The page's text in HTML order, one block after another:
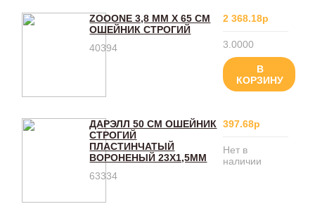
ZOOONE 3,8 ММ Х 65 СМ
ОШЕЙНИК СТРОГИЙ
40394
2 368.18р
3.0000
В
КОРЗИНУ
ДАРЭЛЛ 50 СМ ОШЕЙНИК
СТРОГИЙ
ПЛАСТИНЧАТЫЙ
ВОРОНЕНЫЙ 23Х1,5ММ
63334
397.68р
Нет в
наличии